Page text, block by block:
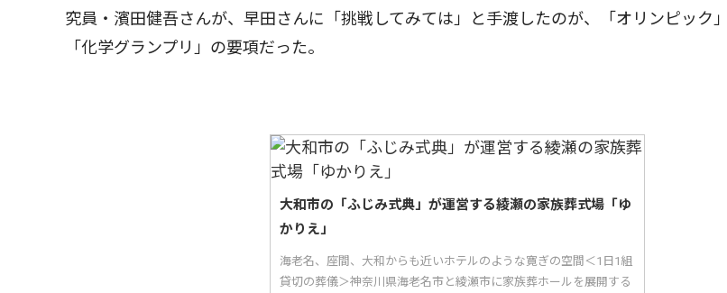
究員・濱田健吾さんが、早田さんに「挑戦してみては」と手渡したのが、「オリンピック
「化学グランプリ」の要項だった。
大和市の「ふじみ式典」が運営する綾瀬の家族葬式場「ゆ
かりえ」
海老名、座間、大和からも近いホテルのような寛ぎの空間＜1日1組
貸切の葬儀＞神奈川県海老名市と綾瀬市に家族葬ホールを展開する